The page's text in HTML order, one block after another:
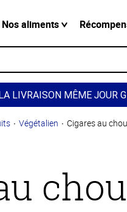
Nos aliments
LIVRAISON MÊME JOUR
Végétalien Cigares au chou
chou